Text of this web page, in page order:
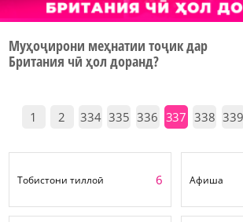
Муҳоҷирони меҳнатии тоҷик дар
Британия чӣ ҳол доранд?
1 2 334 335 336 337 338 339
Тобистони тиллоӣ 6 Афиша